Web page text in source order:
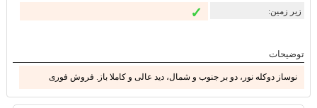
زیر زمین: ✓
توضیحات
نوساز دوکله نور، دو بر جنوب و شمال، دید عالی و کاملا باز. فروش فوری